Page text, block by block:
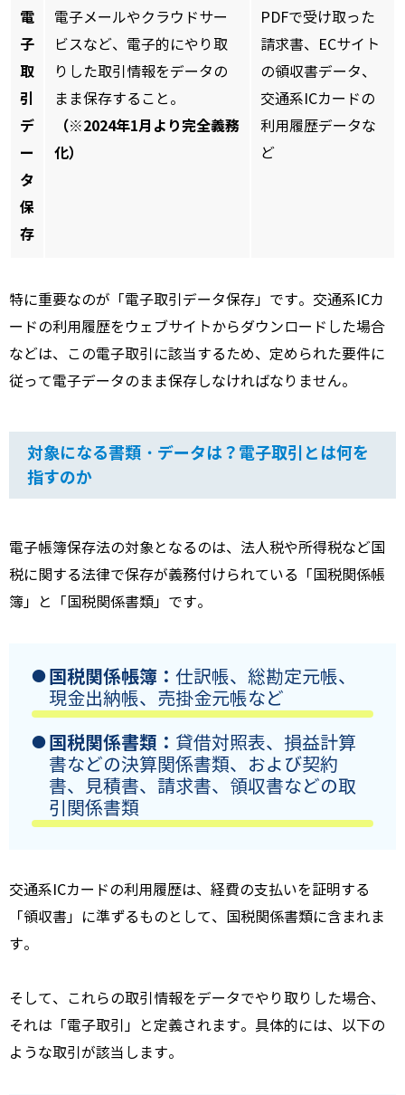
電
子
取
引
デ
ー
タ
保
存
電子メールやクラウドサー
ビスなど、電子的にやり取
りした取引情報をデータの
まま保存すること。
（※2024年1月より完全義務
化）
PDFで受け取った
請求書、ECサイト
の領収書データ、
交通系ICカードの
利用履歴データな
ど
特に重要なのが「電子取引データ保存」です。交通系ICカ
ードの利用履歴をウェブサイトからダウンロードした場合
などは、この電子取引に該当するため、定められた要件に
従って電子データのまま保存しなければなりません。
対象になる書類・データは？電子取引とは何を
指すのか
電子帳簿保存法の対象となるのは、法人税や所得税など国
税に関する法律で保存が義務付けられている「国税関係帳
簿」と「国税関係書類」です。
国税関係帳簿： 仕訳帳、総勘定元帳、
現金出納帳、売掛金元帳など
国税関係書類： 貸借対照表、損益計算
書などの決算関係書類、および契約
書、見積書、請求書、領収書などの取
引関係書類
交通系ICカードの利用履歴は、経費の支払いを証明する
「領収書」に準ずるものとして、国税関係書類に含まれま
す。
そして、これらの取引情報をデータでやり取りした場合、
それは「電子取引」と定義されます。具体的には、以下の
ような取引が該当します。